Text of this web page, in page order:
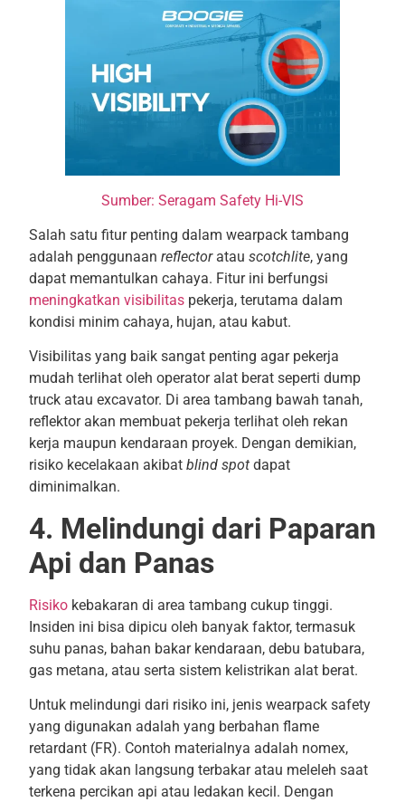
Sumber: Seragam Safety Hi-VIS
Salah satu fitur penting dalam wearpack tambang
adalah penggunaan reflector atau scotchlite, yang
dapat memantulkan cahaya. Fitur ini berfungsi
meningkatkan visibilitaspekerja, terutama dalam
kondisi minim cahaya, hujan, atau kabut.
Visibilitas yang baik sangat penting agar pekerja
mudah terlihat oleh operator alat berat seperti dump
truck atau excavator. Di area tambang bawah tanah,
reflektor akan membuat pekerja terlihat oleh rekan
kerja maupun kendaraan proyek. Dengan demikian,
risiko kecelakaan akibatblind spot dapat
diminimalkan.
4. Melindungi dari Paparan
Api dan Panas
Risikokebakaran di area tambang cukup tinggi.
Insiden ini bisa dipicu oleh banyak faktor, termasuk
suhu panas, bahan bakar kendaraan, debu batubara,
gas metana, atau serta sistem kelistrikan alat berat.
Untuk melindungi dari risiko ini, jenis wearpack safety
yang digunakan adalah yang berbahan flame
retardant (FR). Contoh materialnya adalah nomex,
yang tidak akan langsung terbakar atau meleleh saat
terkena percikan api atau ledakan kecil. Dengan